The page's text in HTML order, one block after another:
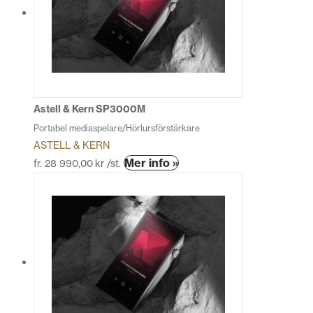
De
olika
alternativen
kan
väljas
Astell & Kern SP3000M
Portabel mediaspelare/Hörlursförstärkare
ASTELL & KERN
fr. 28 990,00 kr /st. Mer info »Den
produkten
har
flera
varianter.
De
olika
alternativen
kan